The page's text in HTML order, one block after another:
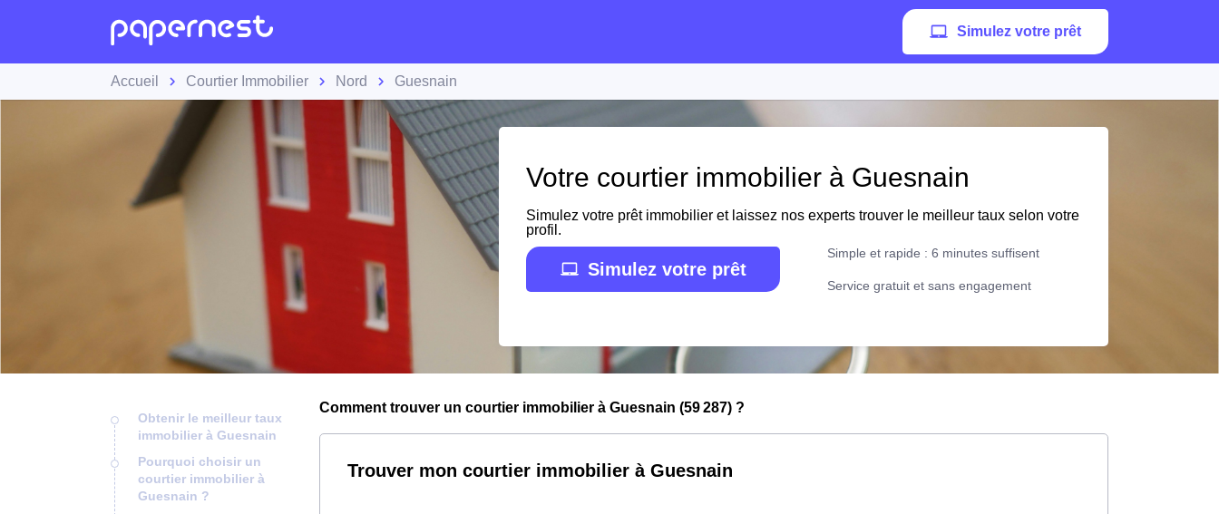
Simulez votre prêt
Accueil Courtier Immobilier Nord Guesnain
Votre courtier immobilier à Guesnain
Simulez votre prêt immobilier et laissez nos experts trouver le meilleur taux selon votre
profil.
Simulez votre prêt
Simple et rapide : 6 minutes suffisent
Service gratuit et sans engagement
Obtenir le meilleur taux
immobilier à Guesnain
Pourquoi choisir un
courtier immobilier à
Guesnain ?
Comment trouver un courtier immobilier à Guesnain (59 287) ?
Trouver mon courtier immobilier à Guesnain